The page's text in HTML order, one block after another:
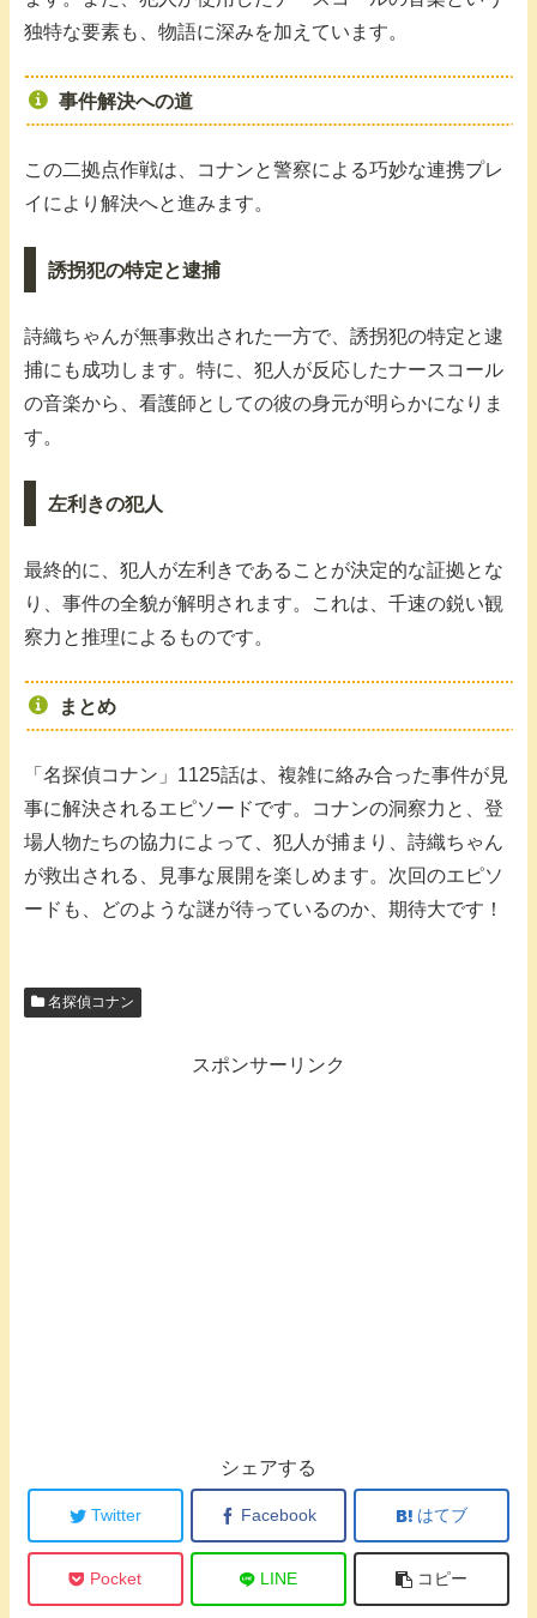
独特な要素も、物語に深みを加えています。
事件解決への道
この二拠点作戦は、コナンと警察による巧妙な連携プレ
イにより解決へと進みます。
誘拐犯の特定と逮捕
詩織ちゃんが無事救出された一方で、誘拐犯の特定と逮
捕にも成功します。特に、犯人が反応したナースコール
の音楽から、看護師としての彼の身元が明らかになりま
す。
左利きの犯人
最終的に、犯人が左利きであることが決定的な証拠とな
り、事件の全貌が解明されます。これは、千速の鋭い観
察力と推理によるものです。
まとめ
「名探偵コナン」1125話は、複雑に絡み合った事件が見
事に解決されるエピソードです。コナンの洞察力と、登
場人物たちの協力によって、犯人が捕まり、詩織ちゃん
が救出される、見事な展開を楽しめます。次回のエピソ
ードも、どのような謎が待っているのか、期待大です！
名探偵コナン
スポンサーリンク
シェアする
Twitter Facebook はてブ
Pocket LINE コピー